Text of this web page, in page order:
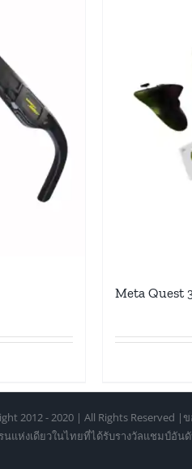
Meta Quest
2012 - 2020 | All Rights
แห่งเดียวในไทยที่ได้รับรางวัลแชมป์อัน